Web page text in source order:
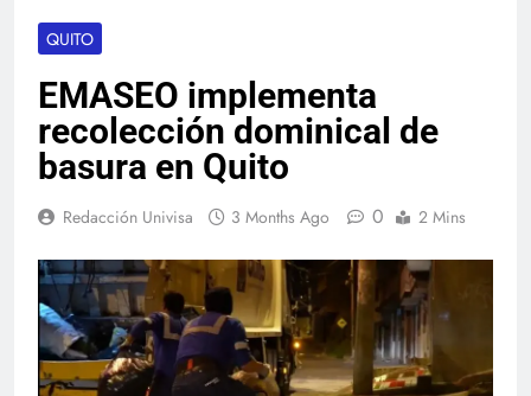
QUITO
EMASEO implementa
recolección dominical de
basura en Quito
Redacción Univisa 3 Months Ago 0 2 Mins